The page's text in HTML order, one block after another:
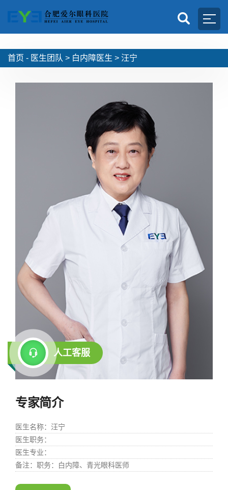
首页 - 医生团队 > 白内障医生 > 汪宁
人工客服
专家简介
医生名称：汪宁
医生职务：
医生专业：
备注：职务：白内障、青光眼科医师